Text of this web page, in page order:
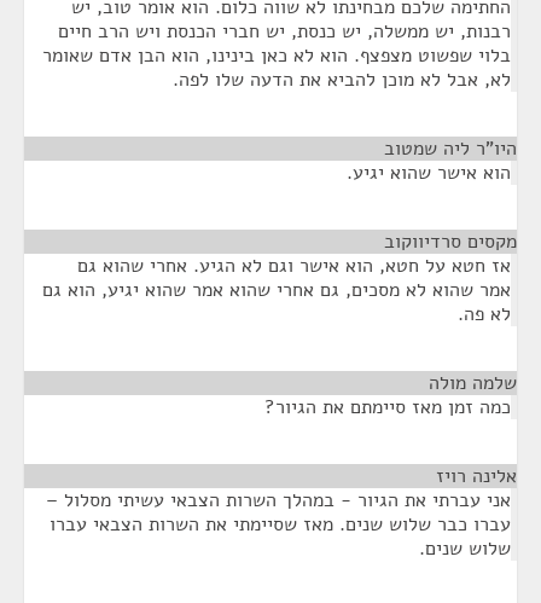
החתימה שלכם מבחינתו לא שווה כלום. הוא אומר טוב, יש
רבנות, יש ממשלה, יש כנסת, יש חברי הכנסת ויש הרב חיים
בלוי שפשוט מצפצף. הוא לא כאן בינינו, הוא הבן אדם שאומר
לא, אבל לא מוכן להביא את הדעה שלו לפה.
היו"ר ליה שמטוב
הוא אישר שהוא יגיע.
מקסים סרדיווקוב
אז חטא על חטא, הוא אישר וגם לא הגיע. אחרי שהוא גם
אמר שהוא לא מסכים, גם אחרי שהוא אמר שהוא יגיע, הוא גם
לא פה.
שלמה מולה
כמה זמן מאז סיימתם את הגיור?
אלינה רויז
אני עברתי את הגיור - במהלך השרות הצבאי עשיתי מסלול –
עברו כבר שלוש שנים. מאז שסיימתי את השרות הצבאי עברו
שלוש שנים.